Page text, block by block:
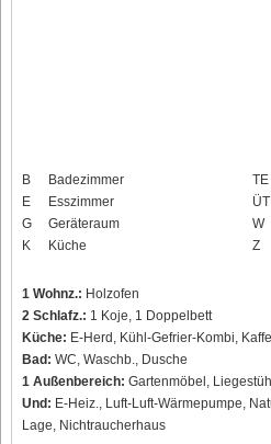
B
Badezimmer
E
Esszimmer
G
Geräteraum
K
Küche
TE
ÜT
W
Z
1 Wohnz.: Holzofen
2 Schlafz.: 1 Koje, 1 Doppelbett
Küche: E-Herd, Kühl-Gefrier-Kombi,
Bad: WC, Waschb., Dusche
1 Außenbereich: Gartenmöbel,
Und: E-Heiz., Luft-Luft-Wärmepumpe,
Lage, Nichtraucherhaus